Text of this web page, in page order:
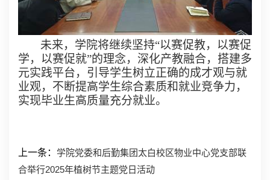
未来，学院将继续坚持“以赛促教，以赛促
学，以赛促就”的理念，深化产教融合，搭建多
元实践平台，引导学生树立正确的成才观与就
业观，不断提高学生综合素质和就业竞争力，
实现毕业生高质量充分就业。
上一条： 学院党委和后勤集团太白校区物业中心党支部联
合举行2025年植树节主题党日活动